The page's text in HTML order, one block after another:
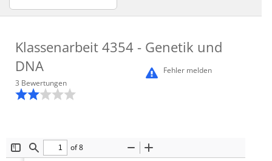
Klassenarbeit 4354 - Genetik und
DNA
Fehler melden
3 Bewertungen
ToggleFind
of 8
Zoom